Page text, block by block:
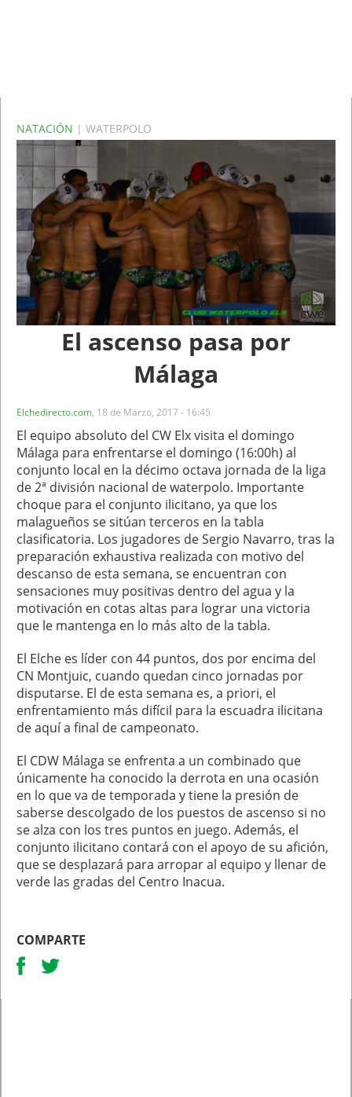
NATACIÓN | WATERPOLO
El ascenso pasa por
Málaga
Elchedirecto.com, 18 de Marzo, 2017 - 16:45
El equipo absoluto del CW Elx visita el domingo
Málaga para enfrentarse el domingo (16:00h) al
conjunto local en la décimo octava jornada de la liga
de 2ª división nacional de waterpolo. Importante
choque para el conjunto ilicitano, ya que los
malagueños se sitúan terceros en la tabla
clasificatoria. Los jugadores de Sergio Navarro, tras la
preparación exhaustiva realizada con motivo del
descanso de esta semana, se encuentran con
sensaciones muy positivas dentro del agua y la
motivación en cotas altas para lograr una victoria
que le mantenga en lo más alto de la tabla.
El Elche es líder con 44 puntos, dos por encima del
CN Montjuic, cuando quedan cinco jornadas por
disputarse. El de esta semana es, a priori, el
enfrentamiento más difícil para la escuadra ilicitana
de aquí a final de campeonato.
El CDW Málaga se enfrenta a un combinado que
únicamente ha conocido la derrota en una ocasión
en lo que va de temporada y tiene la presión de
saberse descolgado de los puestos de ascenso si no
se alza con los tres puntos en juego. Además, el
conjunto ilicitano contará con el apoyo de su afición,
que se desplazará para arropar al equipo y llenar de
verde las gradas del Centro Inacua.
COMPARTE